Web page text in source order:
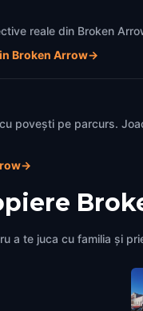
reale din Broken
Broken Arrow→
povești pe parcurs.
→
a te juca cu familia și